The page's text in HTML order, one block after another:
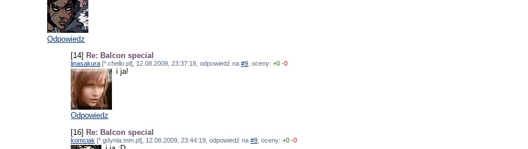
Odpowiedz
[14] Re: Balcon special
linasakura [*.chello.pl], 12.08.2009, 23:37:18, odpowiedź na #9 , oceny: +0 -0
i ja!
Odpowiedz
[16] Re: Balcon special
komciak [*.gdynia.mm.pl], 12.08.2009, 23:44:19, odpowiedź na #9 , oceny: +0 -0